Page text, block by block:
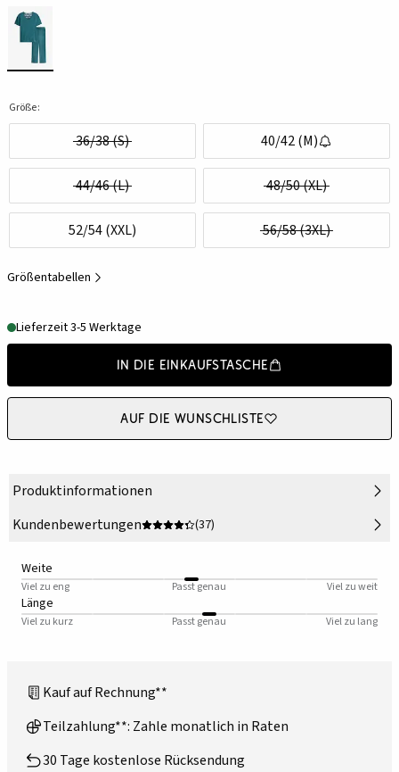
Größe:
36/38 (S) 40/42 (M)
44/46 (L) 48/50 (XL)
52/54 (XXL) 56/58 (3XL)
Größentabellen
Lieferzeit 3-5 Werktage
In die Einkaufstasche
Auf die Wunschliste
Produktinformationen
Kundenbewertungen
(37)
Weite
Viel zu eng Passt genau Viel zu weit
Länge
Viel zu kurz Passt genau Viel zu lang
Kauf auf Rechnung**
Teilzahlung**: Zahle monatlich in Raten
30 Tage kostenlose Rücksendung